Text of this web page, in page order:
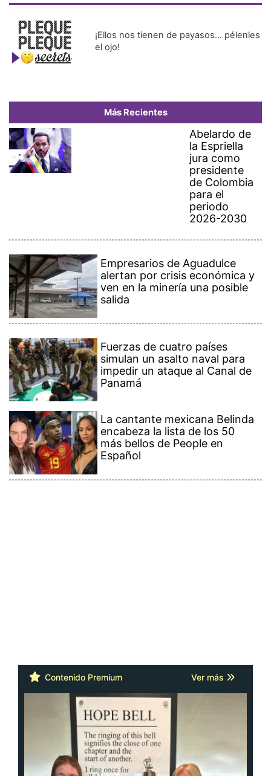
¡Ellos nos tienen de payasos… pélenles
el ojo!
Más Recientes
Abelardo de
la Espriella
jura como
presidente
de Colombia
para el
periodo
2026-2030
Empresarios de Aguadulce
alertan por crisis económica y
ven en la minería una posible
salida
Fuerzas de cuatro países
simulan un asalto naval para
impedir un ataque al Canal de
Panamá
La cantante mexicana Belinda
encabeza la lista de los 50
más bellos de People en
Español
Contenido Premium Ver más